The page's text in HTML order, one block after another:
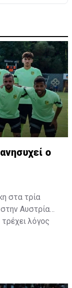
ο
στα τρία
Αυστρία
λόγος